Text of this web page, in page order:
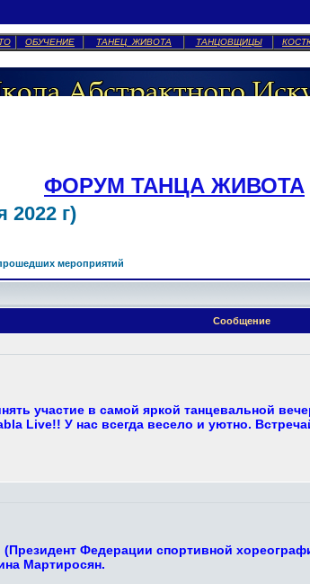
ОБУЧЕНИЕ ТАНЕЦ ЖИВОТА ТАНЦОВЩИЦЫ
ФОРУМ ТАНЦА ЖИВОТА
2022 г)
мероприятий
Сообщение
участие в самой яркой танцевальной
Live!! У нас всегда весело и уютно.
(Президент Федерации спортивной
Мартиросян.